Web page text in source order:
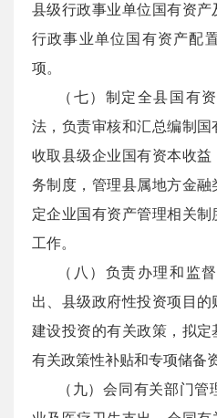
县级行政事业单位国有资
行政事业单位国有资产配
项。
（七）制定全县国有
法，负责审核和汇总编制国
收取县级企业国有资本收
务制度，管理县属地方金
定企业国有资产管理相关
工作。
（八）负责办理和监
出、县级政府性投资项目
建设投资的有关政策，拟
有关政策性补贴和专项储备
（九）会同有关部门